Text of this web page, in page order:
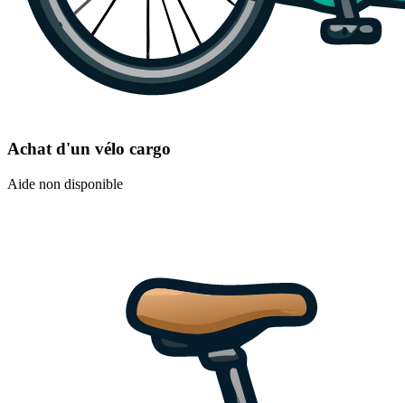
Achat d'un vélo cargo
Aide non disponible